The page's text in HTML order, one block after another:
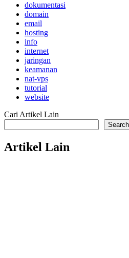
dokumentasi
domain
email
hosting
info
internet
jaringan
keamanan
nat-vps
tutorial
website
Cari Artikel Lain
Search
Artikel Lain